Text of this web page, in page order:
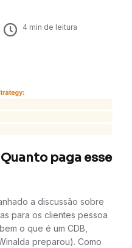
4 min de leitura
paga esse
a discussão sobre
para os clientes pessoa
o que é um CDB,
preparou). Como